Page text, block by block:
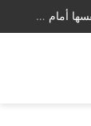
الذكاء الاصطناعي أم الإنسان؟ حين تجد البشرية نفسها أمام سؤال وجودي